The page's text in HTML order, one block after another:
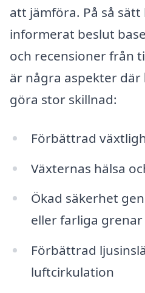
att jämföra. På så
informerat beslut
och recensioner från
är några aspekter där
göra stor skillnad:
Förbättrad
Växternas hälsa
Ökad säkerhet
eller farliga grenar
Förbättrad
luftcirkulation